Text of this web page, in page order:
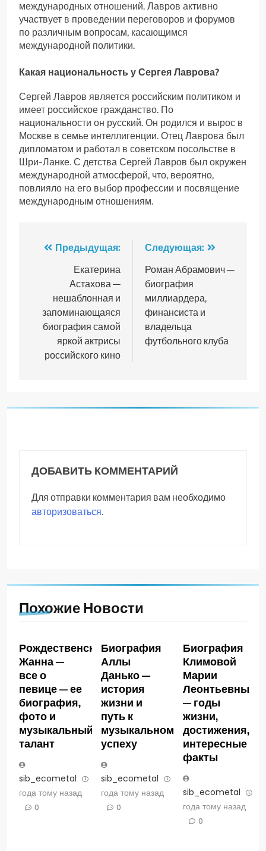
международных отношений. Лавров активно
участвует в проведении переговоров и форумов
по различным вопросам, касающимся
международной политики.
Какая национальность у Сергея Лаврова?
Сергей Лавров является российским политиком и
имеет российское гражданство. По
национальности он русский. Он родился и вырос в
Москве в семье интеллигенции. Отец Лаврова был
дипломатом и работал в советском посольстве в
Шри-Ланке. С детства Сергей Лавров был окружен
международной атмосферой, что, вероятно,
повлияло на его выбор профессии и посвящение
международным отношениям.
Навигация
записям
Предыдущая:
Екатерина
Астахова —
нешаблонная и
запоминающаяся
биография самой
яркой актрисы
российского кино
Следующая:
Роман Абрамович —
биография
миллиардера,
финансиста и
владельца
футбольного клуба
ДОБАВИТЬ КОММЕНТАРИЙ
Для отправки комментария вам необходимо
авторизоваться.
Похожие Новости
Рождественская
Жанна —
все о
певице — ее
биография,
фото и
музыкальный
талант
sib_ecometal
года тому назад
0
Биография
Аллы
Данько —
история
жизни и
путь к
музыкальному
успеху
sib_ecometal
года тому назад
0
Биография
Климовой
Марии
Леонтьевны
— годы
жизни,
достижения,
интересные
факты
sib_ecometal
года тому назад
0